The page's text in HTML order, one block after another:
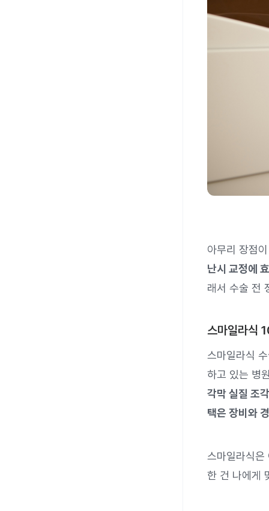
아무리 장점
난시 교정에
래서 수술 전
스마일라식
스마일라식
하고 있는 병
각막 실질 조
택은 장비와
스마일라식
한 건 나에게